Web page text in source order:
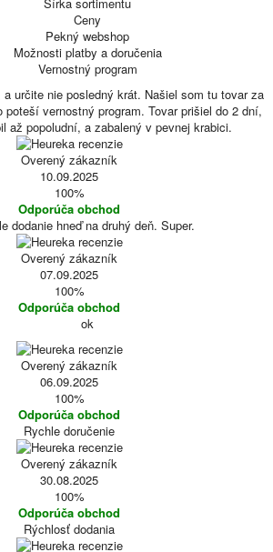
Ceny
Pekný webshop
Možnosti platby a doručenia
Vernostný program
určite nie posledný krát. Našiel som tu tovar za
vernostný program. Tovar prišiel do 2 dní,
až popoludní, a zabalený v pevnej krabici.
Overený zákazník
10.09.2025
100%
Odporúča obchod
dodanie hneď na druhý deň. Super.
Overený zákazník
07.09.2025
100%
Odporúča obchod
ok
Overený zákazník
06.09.2025
100%
Odporúča obchod
Rychle doručenie
Overený zákazník
30.08.2025
100%
Odporúča obchod
Rýchlosť dodania